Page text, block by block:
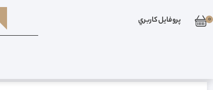
0 پروفايل کاربري